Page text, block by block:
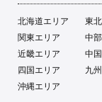
北海道エリア
東
関東エリア
中
近畿エリア
中
四国エリア
九
沖縄エリア